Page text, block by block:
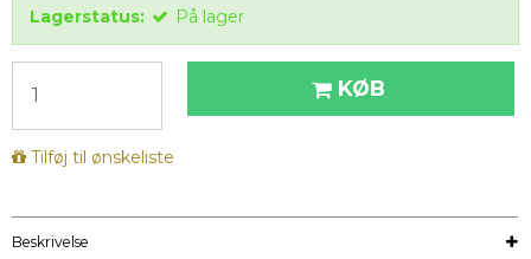
Lagerstatus: På lager
KØB
Tilføj til ønskeliste
Beskrivelse